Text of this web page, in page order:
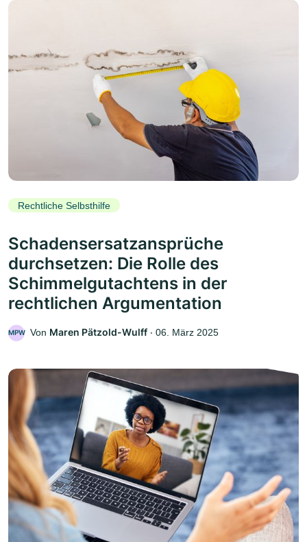
Rechtliche Selbsthilfe
Schadensersatzansprüche
durchsetzen: Die Rolle des
Schimmelgutachtens in der
rechtlichen Argumentation
MPW Von Maren Pätzold-Wulff ‧ 06. März 2025